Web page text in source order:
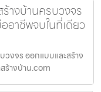
างบ้านครบวงจร
อาชีพจบในที่เดียว
วงจร ออกแบบและสร้าง
ร้างบ้าน.com